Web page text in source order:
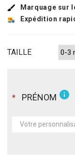
Marquage sur
Expédition
TAILLE
* PRÉNOM info